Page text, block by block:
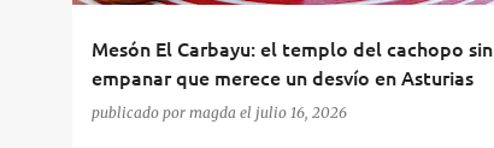
Mesón El Carbayu: el templo del cachopo sin
empanar que merece un desvío en Asturias
publicado por magda el julio 16, 2026